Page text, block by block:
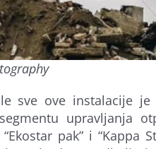
sve ove instalacije je
upravljanja
pak” i “Kappa